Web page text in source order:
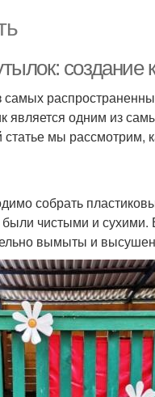
создание
является одним из
мы рассмотрим,
собрать
чистыми и
вымыты и